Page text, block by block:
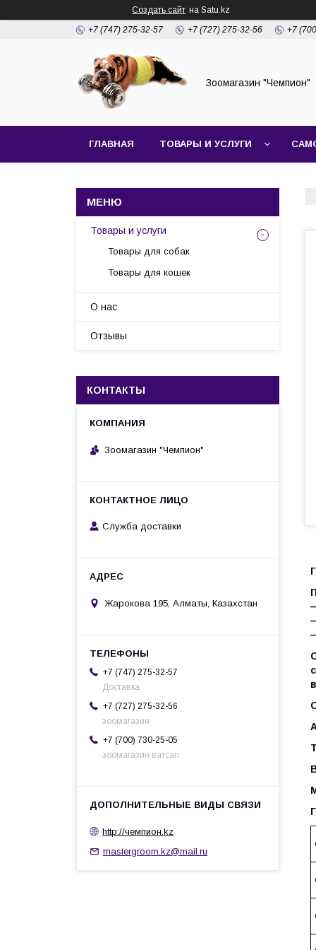
Создать сайт на Satu.kz
+7 (747) 275-32-57 +7 (727) 275-32-56 +7
Зоомагазин "Чемпион"
ГЛАВНАЯ ТОВАРЫ И УСЛУГИ
Товары и услуги
Товары для собак
Товары для кошек
О нас
Отзывы
КОНТАКТЫ
Зоомагазин "Чемпион"
Служба доставки
Жарокова 195, Алматы, Казахстан
+7 (747) 275-32-57
Доставка
+7 (727) 275-32-56
зоомагазин
+7 (700) 730-25-05
зоомагазин ватсап
http://чемпион.kz
mastergroom.kz@mail.ru